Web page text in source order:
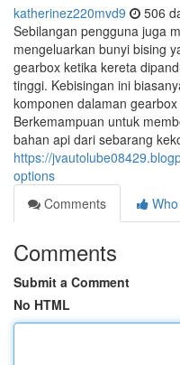
katherinez220mvd9 506
Sebilangan pengguna juga
mengeluarkan bunyi bising
gearbox ketika kereta
tinggi. Kebisingan ini
komponen dalaman
Berkemampuan untuk
bahan api dari sebarang
https://
options
Comments
Comments
Submit a Comment
No HTML